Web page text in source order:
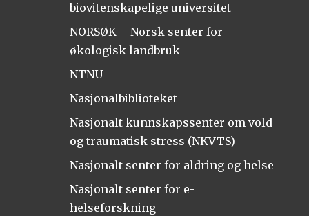
biovitenskapelige universitet
NORSØK – Norsk senter for
økologisk landbruk
NTNU
Nasjonalbiblioteket
Nasjonalt kunnskapssenter om vold
og traumatisk stress (NKVTS)
Nasjonalt senter for aldring og helse
Nasjonalt senter for e-
helseforskning